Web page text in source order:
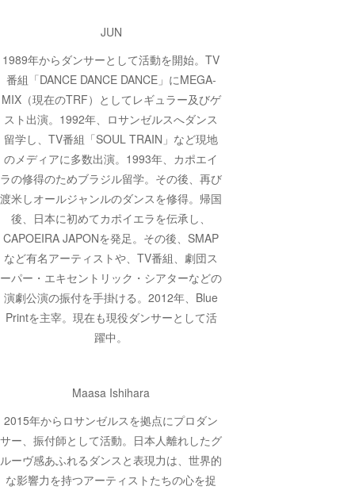
JUN
1989年からダンサーとして活動を開始。TV
番組「DANCE DANCE DANCE」にMEGA-
MIX（現在のTRF）としてレギュラー及びゲ
スト出演。1992年、ロサンゼルスへダンス
留学し、TV番組「SOUL TRAIN」など現地
のメディアに多数出演。1993年、カポエイ
ラの修得のためブラジル留学。その後、再び
渡米しオールジャンルのダンスを修得。帰国
後、日本に初めてカポイエラを伝承し、
CAPOEIRA JAPONを発足。その後、SMAP
など有名アーティストや、TV番組、劇団ス
ーパー・エキセントリック・シアターなどの
演劇公演の振付を手掛ける。2012年、Blue
Printを主宰。現在も現役ダンサーとして活
躍中。
Maasa Ishihara
2015年からロサンゼルスを拠点にプロダン
サー、振付師として活動。日本人離れしたグ
ルーヴ感あふれるダンスと表現力は、世界的
な影響力を持つアーティストたちの心を捉